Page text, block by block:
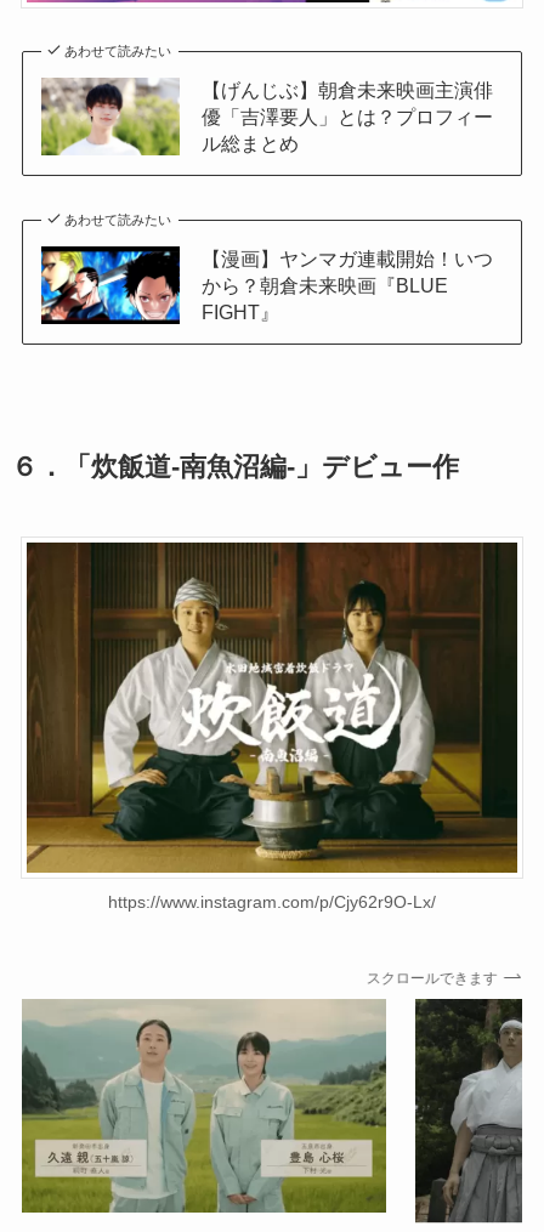
あわせて読みたい
【げんじぶ】朝倉未来映画主演俳
優「吉澤要人」とは？プロフィー
ル総まとめ
あわせて読みたい
【漫画】ヤンマガ連載開始！いつ
から？朝倉未来映画『BLUE
FIGHT』
６．「炊飯道-南魚沼編-」デビュー作
https://www.instagram.com/p/Cjy62r9O-Lx/
スクロールできます